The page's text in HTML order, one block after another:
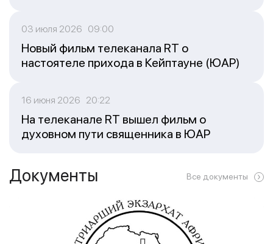
03 июля 2026 09:00
Новый фильм телеканала RT о
настоятеле прихода в Кейптауне (ЮАР)
16 июня 2026 20:22
На телеканале RT вышел фильм о
духовном пути священника в ЮАР
Документы Все документы